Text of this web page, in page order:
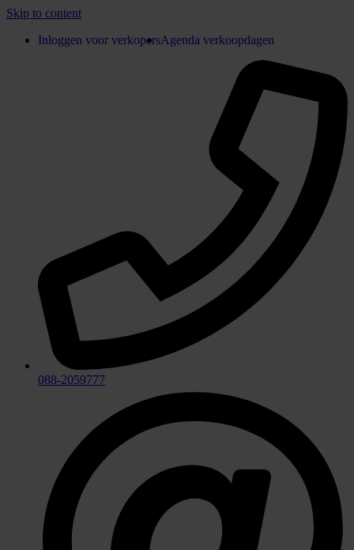
Skip to content
Inloggen voor verkopersAgenda verkoopdagen
088-2059777